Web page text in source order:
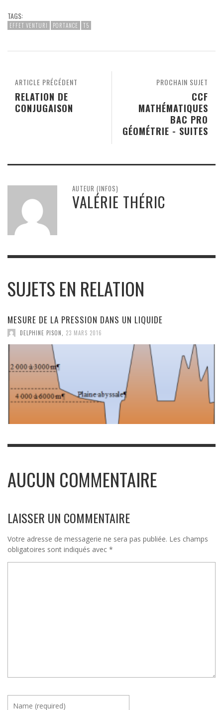
TAGS:
EFFET VENTURI PORTANCE T5
PROCHAIN SUJET
CCF
MATHÉMATIQUES
BAC PRO
GÉOMÉTRIE - SUITES
ARTICLE PRÉCÉDENT
RELATION DE
CONJUGAISON
AUTEUR (INFOS)
VALÉRIE THÉRIC
SUJETS EN RELATION
MESURE DE LA PRESSION DANS UN LIQUIDE
DELPHINE PISON 23 MARS 2016
AUCUN COMMENTAIRE
LAISSER UN COMMENTAIRE
Votre adresse de messagerie ne sera pas publiée. Les champs
obligatoires sont indiqués avec *